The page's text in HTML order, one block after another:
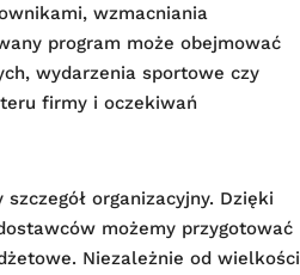
wzmacniania
program może obejmować
wydarzenia sportowe czy
firmy i oczekiwań
organizacyjny. Dzięki
możemy przygotować
Niezależnie od wielkości